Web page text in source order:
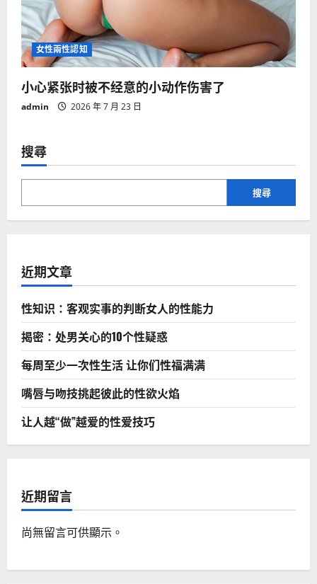
女性兩性認知
小心紧张时被不经意的小动作伤害了
admin 2026 年 7 月 23 日
搜尋
搜尋
近期文章
性知识：客观实事的判断女人的性能力
揭密：处男关心的10个性疑惑
每周至少一次性生活 让你们性福满满
嘴唇与吻技挑起彼此的性欲火焰
让人越“做”越爱的性爱技巧
近期留言
尚無留言可供顯示。